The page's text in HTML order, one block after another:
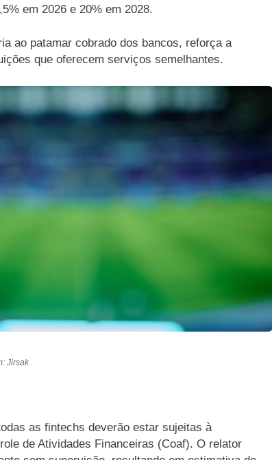
em 2026 e 20% em 2028.
ao patamar cobrado dos bancos, reforça a
que oferecem serviços semelhantes.
Jirsak
as fintechs deverão estar sujeitas à
de Atividades Financeiras (Coaf). O relator